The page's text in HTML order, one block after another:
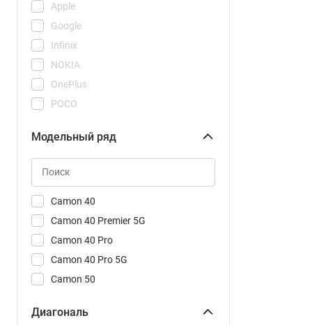
Apple
Google
Infinix
NOKIA
OnePlus
POCO
Realme
Samsung
Vivo
Xiaomi
Модельный ряд
Camon 40
Camon 40 Premier 5G
Camon 40 Pro
Camon 40 Pro 5G
Camon 50
POVA 7 Neo
Диагональ